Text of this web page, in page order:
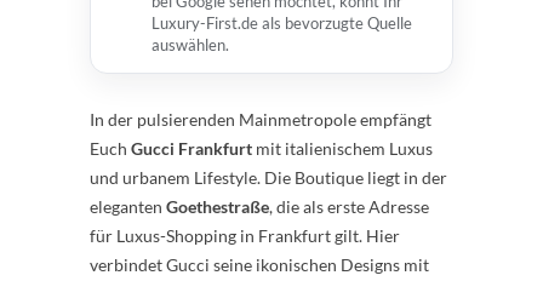
Luxury-First.de als bevorzugte Quelle
auswählen.
In der pulsierenden Mainmetropole empfängt
Euch Gucci Frankfurt mit italienischem Luxus
und urbanem Lifestyle. Die Boutique liegt in der
eleganten Goethestraße, die als erste Adresse
für Luxus-Shopping in Frankfurt gilt. Hier
verbindet Gucci seine ikonischen Designs mit